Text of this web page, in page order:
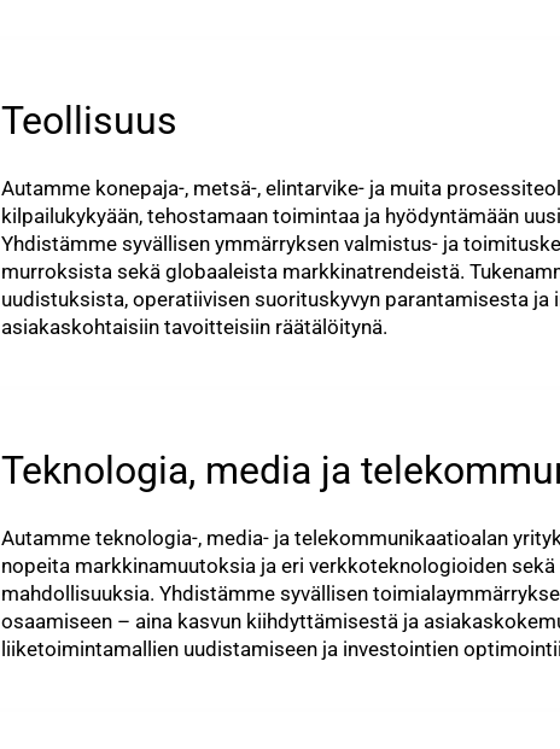
Teollisuus
Autamme konepaja-, metsä-, elintarvike- ja muita
kilpailukykyään, tehostamaan toimintaa ja hyödyntämään
Yhdistämme syvällisen ymmärryksen valmistus- ja
murroksista sekä globaaleista markkinatrendeistä.
uudistuksista, operatiivisen suorituskyvyn parantamisesta
asiakaskohtaisiin tavoitteisiin räätälöitynä.
Teknologia, media ja
Autamme teknologia-, media- ja telekommunikaatioalan
nopeita markkinamuutoksia ja eri verkkoteknologioiden
mahdollisuuksia. Yhdistämme syvällisen
osaamiseen – aina kasvun kiihdyttämisestä ja
liiketoimintamallien uudistamiseen ja investointien